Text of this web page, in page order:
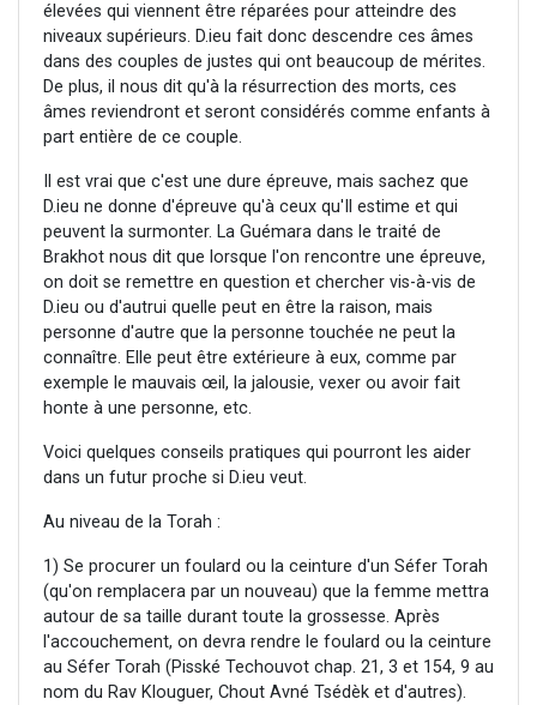
élevées qui viennent être réparées pour atteindre des
niveaux supérieurs. D.ieu fait donc descendre ces âmes
dans des couples de justes qui ont beaucoup de mérites.
De plus, il nous dit qu'à la résurrection des morts, ces
âmes reviendront et seront considérés comme enfants à
part entière de ce couple.
Il est vrai que c'est une dure épreuve, mais sachez que
D.ieu ne donne d'épreuve qu'à ceux qu'Il estime et qui
peuvent la surmonter. La Guémara dans le traité de
Brakhot nous dit que lorsque l'on rencontre une épreuve,
on doit se remettre en question et chercher vis-à-vis de
D.ieu ou d'autrui quelle peut en être la raison, mais
personne d'autre que la personne touchée ne peut la
connaître. Elle peut être extérieure à eux, comme par
exemple le mauvais œil, la jalousie, vexer ou avoir fait
honte à une personne, etc.
Voici quelques conseils pratiques qui pourront les aider
dans un futur proche si D.ieu veut.
Au niveau de la Torah :
1) Se procurer un foulard ou la ceinture d'un Séfer Torah
(qu'on remplacera par un nouveau) que la femme mettra
autour de sa taille durant toute la grossesse. Après
l'accouchement, on devra rendre le foulard ou la ceinture
au Séfer Torah (Pisské Techouvot chap. 21, 3 et 154, 9 au
nom du Rav Klouguer, Chout Avné Tsédèk et d'autres).